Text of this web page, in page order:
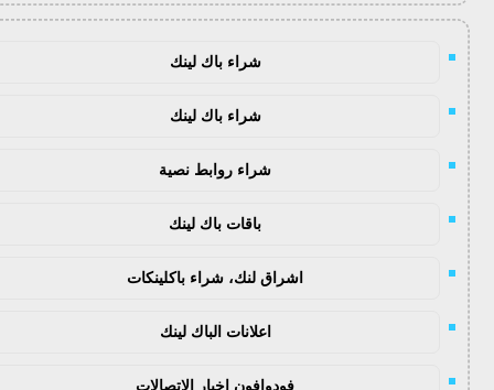
شراء باك لينك
شراء باك لينك
شراء روابط نصية
باقات باك لينك
اشراق لنك، شراء باكلينكات
اعلانات الباك لينك
فودوافون اخبار الاتصالات